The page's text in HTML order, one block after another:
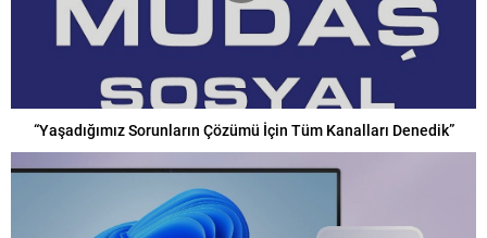
“Yaşadığımız Sorunların Çözümü İçin Tüm Kanalları Denedik”